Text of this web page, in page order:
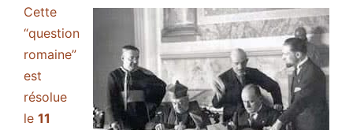
Cette
“question
romaine”
est
résolue
le 11